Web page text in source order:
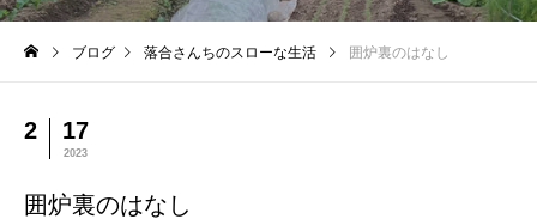
ブログ 落合さんちのスローな生活 囲炉裏のはなし
2 17
2023
囲炉裏のはなし